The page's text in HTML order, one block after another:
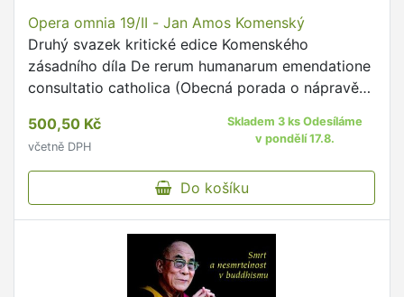
Opera omnia 19/II - Jan Amos Komenský
Druhý svazek kritické edice Komenského
zásadního díla De rerum humanarum emendatione
consultatio catholica (Obecná porada o nápravě
nejrozsáhlejší části …
500,50 Kč
včetně DPH
Skladem 3 ks Odesíláme
v pondělí 17.8.
Do košíku